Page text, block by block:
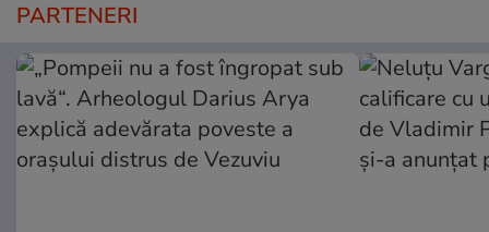
PARTENERI